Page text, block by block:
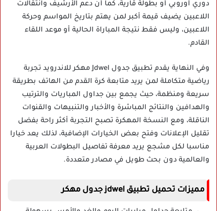
دوري أوروبي أو بطولة قارية، كما أن دعم الأرشيف وانتقالات
اللاعبين يضيف قيمة أكبر لمن يهتم بتاريخ المواسم وحركة
اللاعبين، وليس فقط نتيجة المباراة الحالية أو موعد اللقاء
القادم.
وفي النهاية يقدم تطبيق جدول Jdwel مهكر للاندرويد تجربة
رياضية متكاملة لمن يريد متابعة كرة القدم من الهاتف بطريقة
سريعة ومنظمة، حيث يجمع بين جداول المباريات والترتيب
والهدافين والنتائج المباشرة والأخبار والتنبيهات والقنوات
الناقلة، ومع النسخة المهكرة تصبح التجربة أكثر راحة بفضل
تقليل الإعلانات وفتح بعض الخيارات الإضافية، لذلك يعد خيارا
مناسبا لكل مشجع يريد معرفة تفاصيل البطولات العربية
والعالمية دون بحث طويل في مصادر متعددة.
مميزات تحميل تطبيق jdwel جدول مهكر